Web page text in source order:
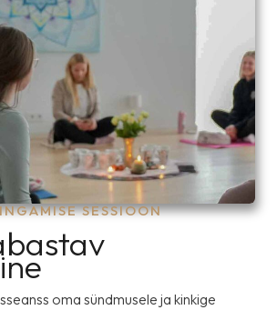
SESSIOON
oma sündmusele ja kinkige